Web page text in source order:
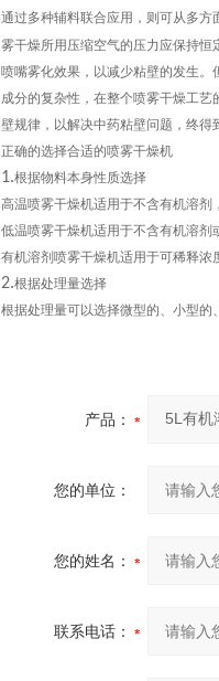
通过多种辅料联合应用，则可从多
雾干燥所用压缩空气的压力应保持
喷嘴雾化效果，以减少粘壁的发生
成分的复杂性，在整个喷雾干燥工
壁规律，以解决中药粘壁问题，终
正确的选择合适的喷雾干燥机
1.根据物料本身性质选择
高温喷雾干燥机适用于不含有机溶
低温喷雾干燥机适用于不含有机溶
有机溶剂喷雾干燥机适用于可稀释
2.根据处理量选择
根据处理量可以选择微型的、小型的
产品：
您的单位：
您的姓名：
联系电话：